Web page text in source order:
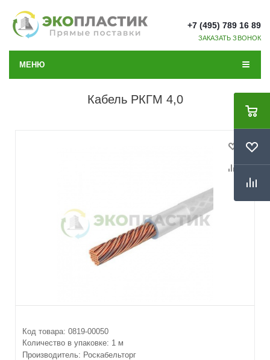
+7 (495) 789 16 89
ЗАКАЗАТЬ ЗВОНОК
МЕНЮ
Кабель РКГМ 4,0
Код товара: 0819-00050
Количество в упаковке: 1 м
Производитель: Роскабельторг